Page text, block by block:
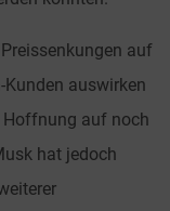
auf
auswirken
Hoffnung auf noch
hat jedoch